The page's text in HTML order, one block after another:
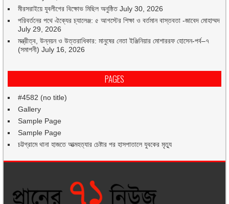
মীরসরাইয়ে যুবলীগের বিক্ষোভ মিছিল অনুষ্ঠিত July 30, 2026
পরিবর্তনের পথে ঐক্যের চ্যালেঞ্জ: ৫ আগস্টের শিক্ষা ও বর্তমান বাস্তবতা -জাবেদ মোহাম্মদ
July 29, 2026
মন্ত্রীত্ব, উন্নয়ন ও উত্তরাধিকার: মানুষের নেতা ইঞ্জিনিয়ার মোশাররফ হোসেন-পর্ব–৭
(সমাপনী) July 16, 2026
PAGES
#4582 (no title)
Gallery
Sample Page
Sample Page
চট্টগ্রামে থানা হাজতে আত্মহত্যার চেষ্টার পর হাসপাতালে যুবকের মৃত্যু